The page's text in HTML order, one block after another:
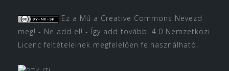
Ez a Mű a Creative Commons Nevezd
meg! - Ne add el! - Így add tovább! 4.0 Nemzetközi
Licenc feltételeinek megfelelően felhasználható.